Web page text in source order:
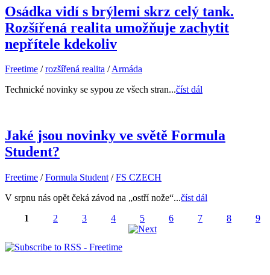
Osádka vidí s brýlemi skrz celý tank.
Rozšířená realita umožňuje zachytit
nepřítele kdekoliv
Freetime /rozšířená realita /Armáda
Technické novinky se sypou ze všech stran...číst dál
Jaké jsou novinky ve světě Formula
Student?
Freetime /Formula Student /FS CZECH
V srpnu nás opět čeká závod na „ostří nože“...číst dál
1 2 3 4 5 6 7 8 9